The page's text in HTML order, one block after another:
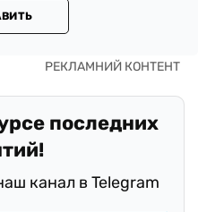
последних
канал в Telegram